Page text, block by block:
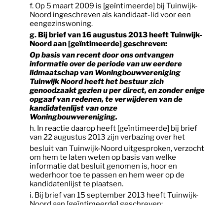
f. Op 5 maart 2009 is [geïntimeerde] bij Tuinwijk-
Noord ingeschreven als kandidaat-lid voor een
eengezinswoning.
g. Bij brief van 16 augustus 2013 heeft Tuinwijk-
Noord aan [geïntimeerde] geschreven:
Op basis van recent door ons ontvangen
informatie over de periode van uw eerdere
lidmaatschap van Woningbouwvereniging
Tuinwijk Noord heeft het bestuur zich
genoodzaakt gezien u per direct, en zonder enige
opgaaf van redenen, te verwijderen van de
kandidatenlijst van onze
Woningbouwvereniging.
h. In reactie daarop heeft [geïntimeerde] bij brief
van 22 augustus 2013 zijn verbazing over het
besluit van Tuinwijk-Noord uitgesproken, verzocht
om hem te laten weten op basis van welke
informatie dat besluit genomen is, hoor en
wederhoor toe te passen en hem weer op de
kandidatenlijst te plaatsen.
i. Bij brief van 15 september 2013 heeft Tuinwijk-